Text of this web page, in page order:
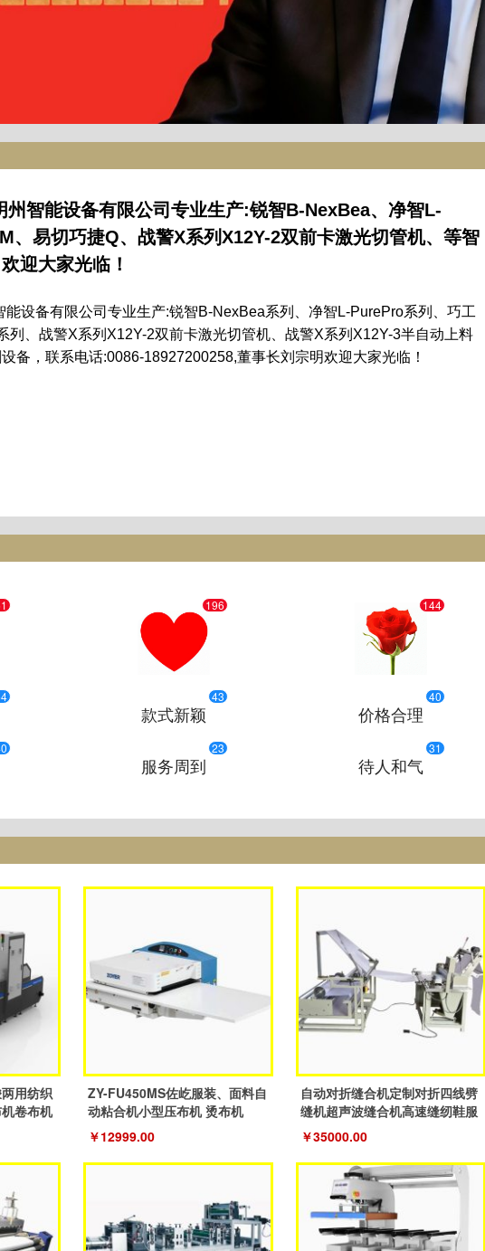
州智能设备有限公司专业生产:锐智B-NexBea、净智L-
、易切巧捷Q、战警X系列X12Y-2双前卡激光切管机、等智
迎大家光临！
能设备有限公司专业生产:锐智B-NexBea系列、净智L-PurePro系列、巧工
列、战警X系列X12Y-2双前卡激光切管机、战警X系列X12Y-3半自动上料
备，联系电话:0086-18927200258,董事长刘宗明欢迎大家光临！
196 144
款式新颖
43
价格合理
40
服务周到
23
待人和气
31
用纺织
卷布机
ZY-FU450MS佐屹服装、面料自
动粘合机小型压布机 烫布机
￥12999.00
自动对折缝合机定制对折四线劈
缝机超声波缝合机高速缝纫鞋服
机
￥35000.00